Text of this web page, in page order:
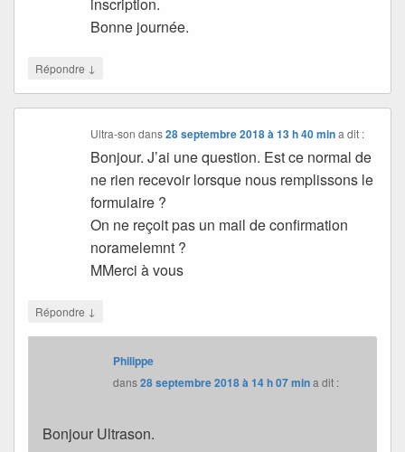
Bonne journée.
Répondre ↓
Ultra-son dans28 septembre 2018 à 13 h 40 min a dit :
Bonjour. J’ai une question. Est ce normal de
ne rien recevoir lorsque nous remplissons le
formulaire ?
On ne reçoit pas un mail de confirmation
noramelemnt ?
MMerci à vous
Répondre ↓
Philippe
dans28 septembre 2018 à 14 h 07 mina dit :
Bonjour Ultrason.